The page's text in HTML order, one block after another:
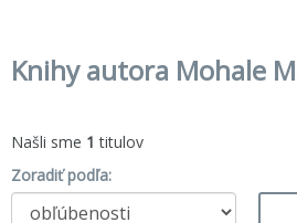
Knihy autora Mohale
Našli sme 1 titulov
Zoradiť podľa: